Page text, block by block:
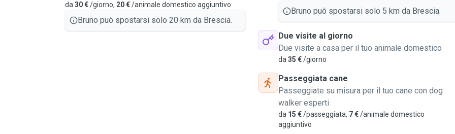
da 30 €/giorno, 20 €/animale domestico aggiuntivo
Bruno può spostarsi solo 20 km da Brescia.
Bruno può spostarsi solo 5 km da Brescia.
Due visite al giorno
Due visite a casa per il tuo animale domestico
da 35 €/giorno
Passeggiata cane
Passeggiate su misura per il tuo cane con dog
walker esperti
da 15 €/passeggiata, 7 €/animale domestico
aggiuntivo